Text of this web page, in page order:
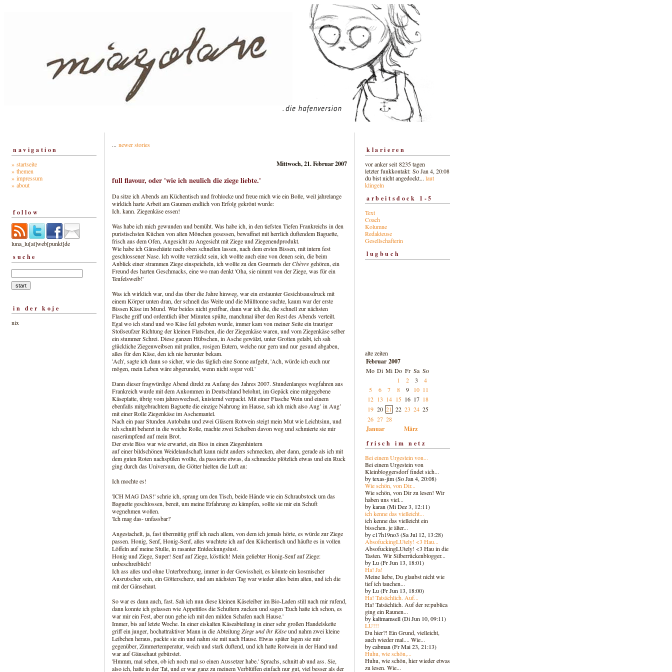
navigation
» startseite
» themen
» impressum
» about
follow
luna_lu[at]web[punkt]de
suche
in der koje
nix
... newer stories
Mittwoch, 21. Februar 2007
full flavour, oder 'wie ich neulich die ziege liebte.'
Da sitze ich Abends am Küchentisch und frohlocke und freue mich wie ein Bolle, weil jahrelange
wirklich harte Arbeit am Gaumen endlich von Erfolg gekrönt wurde:
Ich. kann. Ziegenkäse essen!
Was habe ich mich gewunden und bemüht. Was habe ich, in den tiefsten Tiefen Frankreichs in den
puristischsten Küchen von alten Mönchen gesessen, bewaffnet mit herrlich duftendem Baguette,
frisch aus dem Ofen, Angesicht zu Angesicht mit Ziege und Ziegenendprodukt.
Wie habe ich Gänsehäute nach oben schnellen lassen, nach dem ersten Bissen, mit intern fest
geschlossener Nase. Ich wollte verzückt sein, ich wollte auch eine von denen sein, die beim
Anblick einer strammen Ziege einspeicheln, ich wollte zu den Gourmets derChèvre gehören, ein
Freund des harten Geschmacks, eine wo man denkt 'Oha, sie nimmt von der Ziege, was für ein
Teufelsweib!'
Was ich wirklich war, und das über die Jahre hinweg, war ein erstaunter Gesichtsausdruck mit
einem Körper unten dran, der schnell das Weite und die Mülltonne suchte, kaum war der erste
Bissen Käse im Mund. War beides nicht greifbar, dann war ich die, die schnell zur nächsten
Flasche griff und ordentlich über Minuten spülte, manchmal über den Rest des Abends verteilt.
Egal wo ich stand und wo Käse feil geboten wurde, immer kam von meiner Seite ein trauriger
Stoßseufzer Richtung der kleinen Flatschen, die der Ziegenkäse waren, und vom Ziegenkäse selber
ein stummer Schrei. Diese ganzen Hübschen, in Asche gewälzt, unter Grotten gelabt, ich sah
glückliche Ziegenweibsen mit prallen, rosigen Eutern, welche nur gern und nur gesund abgaben,
alles für den Käse, den ich nie herunter bekam.
'Ach', sagte ich dann so sicher, wie das täglich eine Sonne aufgeht, 'Ach, würde ich euch nur
mögen, mein Leben wäre abgerundet, wenn nicht sogar voll.'
Dann dieser fragwürdige Abend direkt zu Anfang des Jahres 2007. Stundenlanges wegfahren aus
Frankreich wurde mit dem Ankommen in Deutschland belohnt, im Gepäck eine mitgegebene
Käseplatte, übrig vom jahreswechsel, knisternd verpackt. Mit einer Flasche Wein und einem
ebenfalls mitgebrachtem Baguette die einzige Nahrung im Hause, sah ich mich also Aug’ in Aug’
mit einer Rolle Ziegenkäse im Aschemantel.
Nach ein paar Stunden Autobahn und zwei Gläsern Rotwein steigt mein Mut wie Leichtsinn, und
ich schnitt beherzt in die weiche Rolle, machte zwei Scheiben davon weg und schmierte sie mir
naserümpfend auf mein Brot.
Der erste Biss war wie erwartet, ein Biss in einen Ziegenhintern
auf einer bildschönen Weidelandschaft kann nicht anders schmecken, aber dann, gerade als ich mit
dem guten Roten nachspülen wollte, da passierte etwas, da schmeckte plötzlich etwas und ein Ruck
ging durch das Universum, die Götter hielten die Luft an:
Ich mochte es!
'ICH MAG DAS!' schrie ich, sprang um den Tisch, beide Hände wie ein Schraubstock um das
Baguette geschlossen, bereit, um meine Erfahrung zu kämpfen, sollte sie mir ein Schuft
wegnehmen wollen.
'Ich mag das- unfassbar!'
Angestachelt, ja, fast übermütig griff ich nach allem, von dem ich jemals hörte, es würde zur Ziege
passen. Honig, Senf, Honig-Senf, alles wuchtete ich auf den Küchentisch und häufte es in vollen
Löffeln auf meine Stulle, in rasanter Entdeckungslust.
Honig und Ziege, Super! Senf auf Ziege, köstlich! Mein geliebter Honig-Senf auf Ziege:
unbeschreiblich!
Ich ass alles und ohne Unterbrechung, immer in der Gewissheit, es könnte ein kosmischer
Ausrutscher sein, ein Götterscherz, und am nächsten Tag war wieder alles beim alten, und ich die
mit der Gänsehaut.
So war es dann auch, fast. Sah ich nun diese kleinen Käseleiber im Bio-Laden still nach mir rufend,
dann konnte ich gelassen wie Appetitlos die Schultern zucken und sagen 'Euch hatte ich schon, es
war mir ein Fest, aber nun gehe ich mit den milden Schafen nach Hause.'
Immer, bis auf letzte Woche. In einer eiskalten Käseabteilung in einer sehr großen Handelskette
griff ein junger, hochattraktiver Mann in die AbteilungZiege und ihr Käseund nahm zwei kleine
Leibchen heraus, packte sie ein und nahm sie mit nach Hause. Etwas später lagen sie mir
gegenüber, Zimmertemperatur, weich und stark duftend, und ich hatte Rotwein in der Hand und
war auf Gänsehaut gebürstet.
'Hmmm, mal sehen, ob ich noch mal so einen Aussetzer habe.' Sprachs, schnitt ab und ass. Sie,
also ich, hatte in der Tat, und er war ganz zu meinem Verblüffen einfach nur gut, viel besser als der
klarieren
vor anker seit 8235 tagen
letzter funkkontakt: So Jan 4, 20:08
du bist nicht angedockt... laut
klingeln
arbeitsdock 1-5
Text
Coach
Kolumne
Redakteuse
Gesellschafterin
lugbuch
alte zeiten
Februar 2007
Mo Di Mi Do Fr Sa So
1
2 3
4
5
6 7 8 9 10 11
12 13 14 15 16 17 18
19 20 21 22 23 24 25
26 27 28
Januar
März
frisch im netz
Bei einem Urgestein von...
Bei einem Urgestein von
Kleinbloggersdorf findet sich...
by texas-jim (So Jan 4, 20:08)
Wie schön, von Dir...
Wie schön, von Dir zu lesen! Wir
haben uns viel...
by karan (Mi Dez 3, 12:11)
ich kenne das vielleicht...
ich kenne das vielleicht ein
bisschen. je älter...
by c17h19no3 (Sa Jul 12, 13:28)
AbsofuckingLUtely! <3 Hau...
AbsofuckingLUtely! <3 Hau in die
Tasten. Wir Silberrückenblogger...
by Lu (Fr Jun 13, 18:01)
Ha! Ja!
Meine liebe, Du glaubst nicht wie
tief ich tauchen...
by Lu (Fr Jun 13, 18:00)
Ha! Tatsächlich. Auf...
Ha! Tatsächlich. Auf der re:publica
ging ein Raunen...
by kaltmamsell (Di Jun 10, 09:11)
LU!!!
Du hier?! Ein Grund, vielleicht,
auch wieder mal.... Wie...
by cabman (Fr Mai 23, 21:13)
Huhu, wie schön,...
Huhu, wie schön, hier wieder etwas
zu lesen. Wie...